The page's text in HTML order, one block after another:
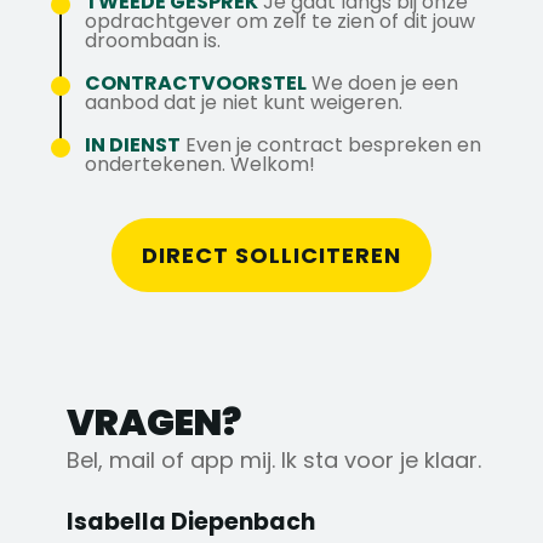
aanwezig zijn
Ombouwen en aanpassen van
hoogwerkers naar klantspecifieke wensen
Bestellen van onderdelen bij grotere
reparaties of schade
Zorgen voor veiligheid, orde en netheid in
Hier lever jij als Monteur Hoogwerker
dagelijks technisch vakwerk af, in de
Solliciteer direct en ontdek wat wij jou te
bieden hebben!
Meer weten over deze vacature of ons
bedrijf? Neem contact op met Isabella via
opdrachtgever om zelf te zien of dit jouw
droombaan is.
CONTRACTVOORSTELWe doen je een
aanbod dat je niet kunt weigeren.
IN DIENST Even je contract bespreken en
ondertekenen. Welkom!
DIRECT SOLLICITEREN
VRAGEN?
Bel, mail of app mij. Ik sta voor je klaar.
Isabella Diepenbach